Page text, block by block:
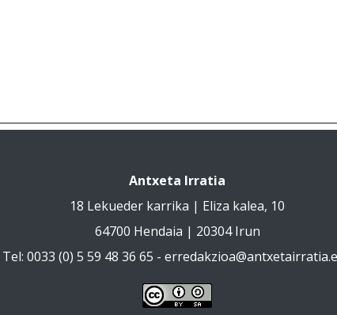
Antxeta Irratia
18 Lekueder karrika | Eliza kalea, 10
64700 Hendaia | 20304 Irun
Tel: 0033 (0) 5 59 48 36 65 -